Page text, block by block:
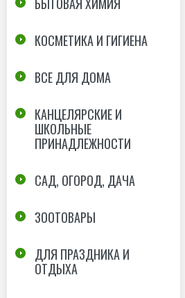
КОСМЕТИКА И ГИГИЕНА
ВСЕ ДЛЯ ДОМА
КАНЦЕЛЯРСКИЕ И
ШКОЛЬНЫЕ
ПРИНАДЛЕЖНОСТИ
САД, ОГОРОД, ДАЧА
ЗООТОВАРЫ
ДЛЯ ПРАЗДНИКА И
ОТДЫХА